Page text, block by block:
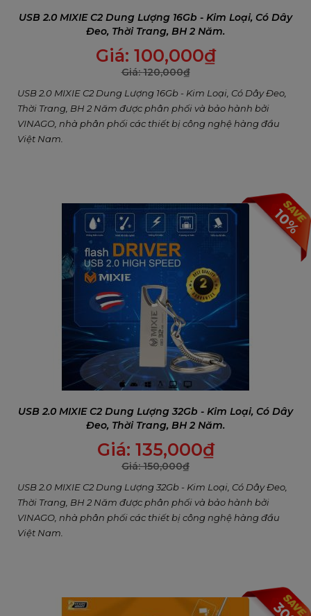
USB 2.0 MIXIE C2 Dung Lượng 16Gb - Kim Loại, Có Dây
Đeo, Thời Trang, BH 2 Năm.
Giá: 100,000₫
Giá:120,000₫
USB 2.0 MIXIE C2 Dung Lượng 16Gb - Kim Loại, Có Dây Đeo,
Thời Trang, BH 2 Năm được phân phối và bảo hành bởi
VINAGO, nhà phân phối các thiết bị công nghệ hàng đầu
Việt Nam.
10%
USB 2.0 MIXIE C2 Dung Lượng 32Gb - Kim Loại, Có Dây
Đeo, Thời Trang, BH 2 Năm.
Giá: 135,000₫
Giá:150,000₫
USB 2.0 MIXIE C2 Dung Lượng 32Gb - Kim Loại, Có Dây Đeo,
Thời Trang, BH 2 Năm được phân phối và bảo hành bởi
VINAGO, nhà phân phối các thiết bị công nghệ hàng đầu
Việt Nam.